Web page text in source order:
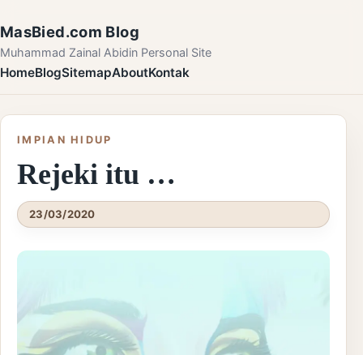
MasBied.com Blog
Muhammad Zainal Abidin Personal Site
HomeBlogSitemapAboutKontak
IMPIAN HIDUP
Rejeki itu …
23/03/2020